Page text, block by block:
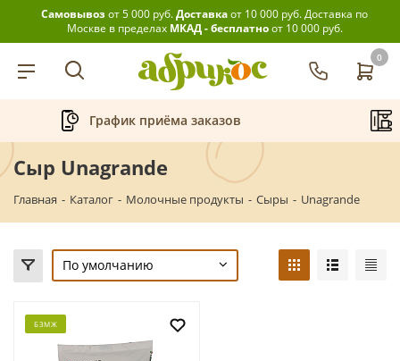
Самовывозот 5 000 руб.Доставкаот 10 000 руб.Доставка по
Москве в пределах МКАД - бесплатноот 10 000 руб.
0
График приёма заказов
Сыр Unagrande
Главная - Каталог - Молочные продукты - Сыры - Unagrande
По умолчанию
БЗМЖ